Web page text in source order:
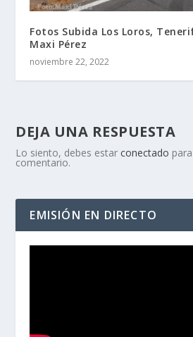
Fotos Subida Los Loros,
Maxi Pérez
noviembre 22, 2022
DEJA UNA RESPUESTA
Lo siento, debes estarconectado
comentario.
EMISIÓN EN DIRECTO